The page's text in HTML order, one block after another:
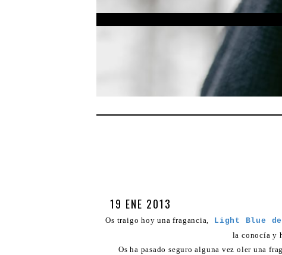
19 ENE 2013
Os traigo hoy una fragancia, Light Blue de
la conocía y
Os ha pasado seguro alguna vez oler una